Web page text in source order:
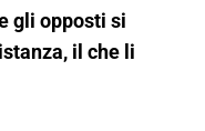
gli opposti si
il che li